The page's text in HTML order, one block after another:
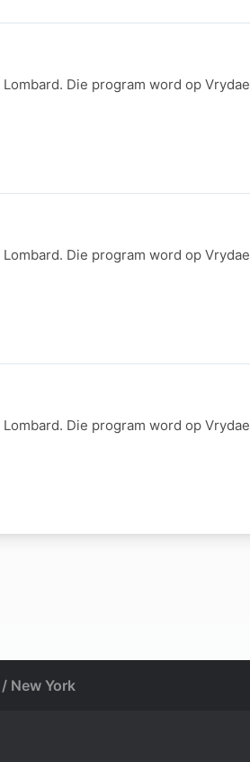
Die program word op Vrydae
Die program word op Vrydae
Die program word op Vrydae
New York